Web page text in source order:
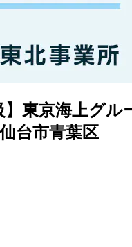
東京海上グ
台市青葉区